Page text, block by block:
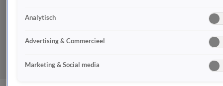
Analytisch
Advertising & Commercieel
Marketing & Social media